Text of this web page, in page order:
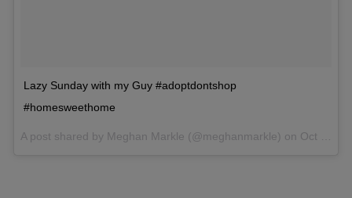
Lazy Sunday with my Guy #adoptdontshop
#homesweethome
A post shared by Meghan Markle (@meghanmarkle) on Oct 16, 2016 at 7:29am PDT